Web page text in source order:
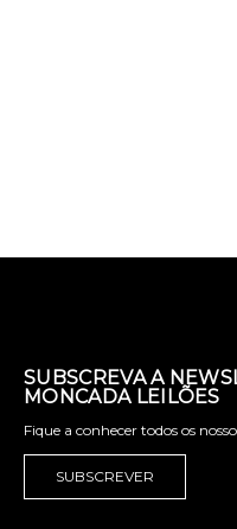
SUBSCREVA A
MONCADA LEILÕES
Fique a conhecer todos os
SUBSCREVER